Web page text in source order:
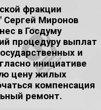
фракции
Миронов
в Госдуму
процедуру выплат
и
инициативе
цену жилых
компенсация
ремонт.